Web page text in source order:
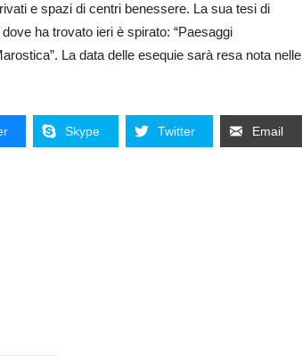
e spazi di centri benessere. La sua tesi di
ha trovato ieri è spirato: “Paesaggi
La data delle esequie sarà resa nota nelle
Skype Twitter Email